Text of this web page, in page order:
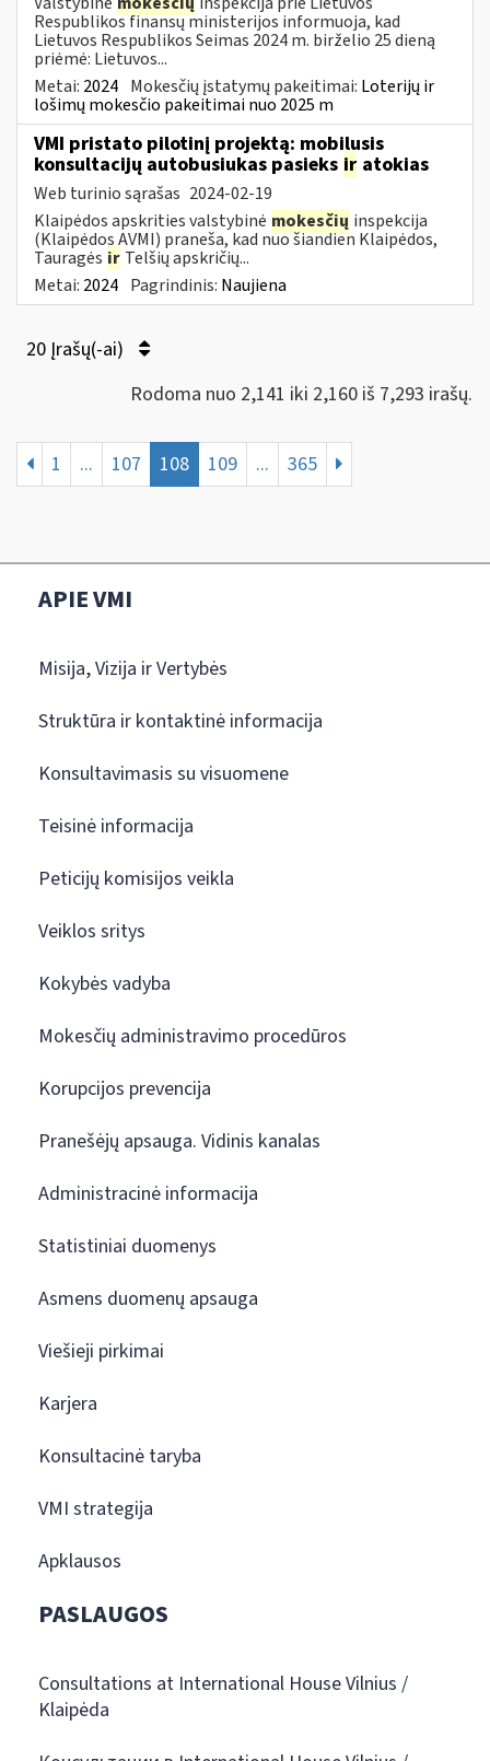
Respublikos finansų ministerijos informuoja, kad
Lietuvos Respublikos Seimas 2024 m. birželio 25 dieną
priėmė: Lietuvos...
Metai: 2024 Mokesčių įstatymų pakeitimai: Loterijų ir
lošimų mokesčio pakeitimai nuo 2025 m
VMI pristato pilotinį projektą: mobilusis
konsultacijų autobusiukas pasieks ir atokias
Web turinio sąrašas 2024-02-19
Klaipėdos apskrities valstybinė mokesčių inspekcija
(Klaipėdos AVMI) praneša, kad nuo šiandien Klaipėdos,
Tauragės ir Telšių apskričių...
Metai: 2024 Pagrindinis: Naujiena
20 Įrašų(-ai)
Rodoma nuo 2,141 iki 2,160 iš 7,293 irašų.
1 ... 107 108 109 ... 365
APIE VMI
Misija, Vizija ir Vertybės
Struktūra ir kontaktinė informacija
Konsultavimasis su visuomene
Teisinė informacija
Peticijų komisijos veikla
Veiklos sritys
Kokybės vadyba
Mokesčių administravimo procedūros
Korupcijos prevencija
Pranešėjų apsauga. Vidinis kanalas
Administracinė informacija
Statistiniai duomenys
Asmens duomenų apsauga
Viešieji pirkimai
Karjera
Konsultacinė taryba
VMI strategija
Apklausos
PASLAUGOS
Consultations at International House Vilnius /
Klaipėda